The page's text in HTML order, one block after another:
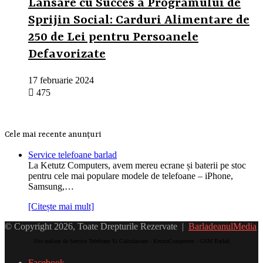
Lansare cu Succes a Programului de
Sprijin Social: Carduri Alimentare de
250 de Lei pentru Persoanele
Defavorizate
17 februarie 2024
475
Cele mai recente anunțuri
Service telefoane barlad
La Ketutz Computers, avem mereu ecrane și baterii pe stoc
pentru cele mai populare modele de telefoane – iPhone,
Samsung,…
[Citește mai mult]
© Copyright 2026, Toate Drepturile Rezervate | BarladeanulMedia